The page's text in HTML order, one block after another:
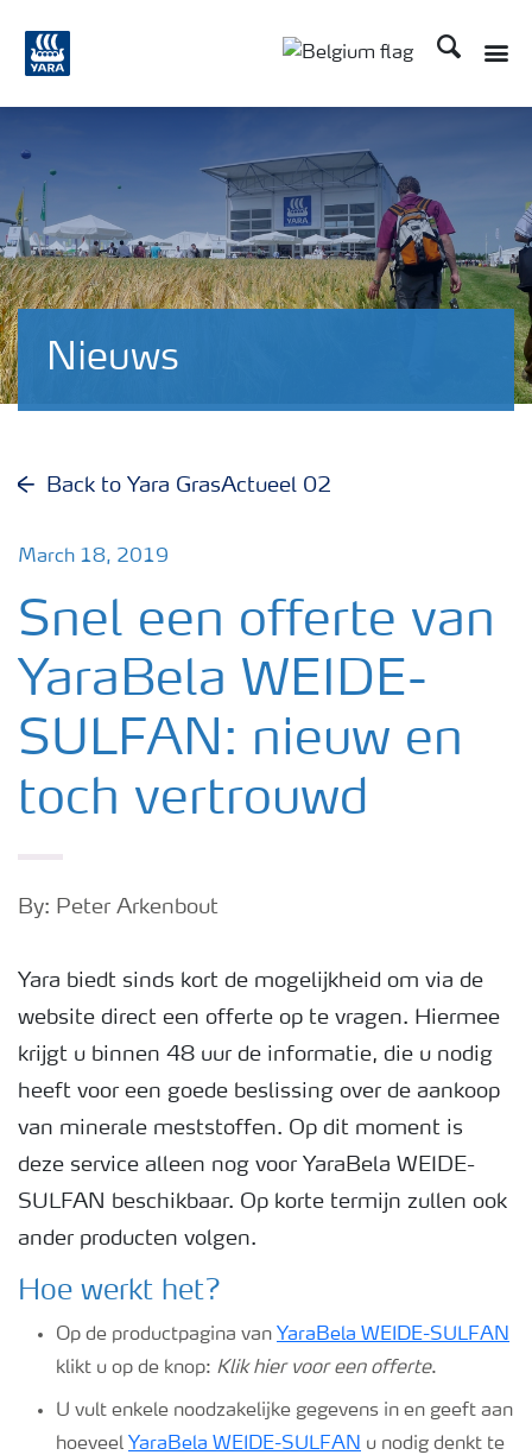
Zoek op
Nieuws
Back to Yara GrasActueel 02
March 18, 2019
Snel een offerte van
YaraBela WEIDE-
SULFAN: nieuw en
toch vertrouwd
By: Peter Arkenbout
Yara biedt sinds kort de mogelijkheid om via de
website direct een offerte op te vragen. Hiermee
krijgt u binnen 48 uur de informatie, die u nodig
heeft voor een goede beslissing over de aankoop
van minerale meststoffen. Op dit moment is
deze service alleen nog voor YaraBela WEIDE-
SULFAN beschikbaar. Op korte termijn zullen ook
ander producten volgen.
Hoe werkt het?
Op de productpagina van YaraBela WEIDE-SULFAN
klikt u op de knop: Klik hier voor een offerte.
U vult enkele noodzakelijke gegevens in en geeft aan
hoeveel YaraBela WEIDE-SULFAN u nodig denkt te